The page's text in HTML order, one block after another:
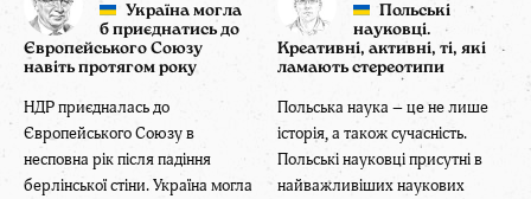
Україна могла
б приєднатись до
Європейського Союзу
навіть протягом року
НДР приєдналась до
Європейського Союзу в
несповна рік після падіння
берлінської стіни. Україна могла
Польські
науковці.
Креативні, активні, ті, які
ламають стереотипи
Польська наука – це не лише
історія, а також сучасність.
Польські науковці присутні в
найважливіших наукових